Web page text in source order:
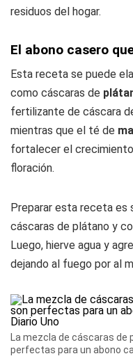
residuos del hogar.
El abono casero
Esta receta se puede
como cáscaras de
fertilizante de cáscara
mientras que el té de
fortalecer el
floración.
Preparar esta receta es
cáscaras de plátano y
Luego, hierve agua y
dejando al fuego por al
La mezcla de cáscaras de
perfectas para un abono